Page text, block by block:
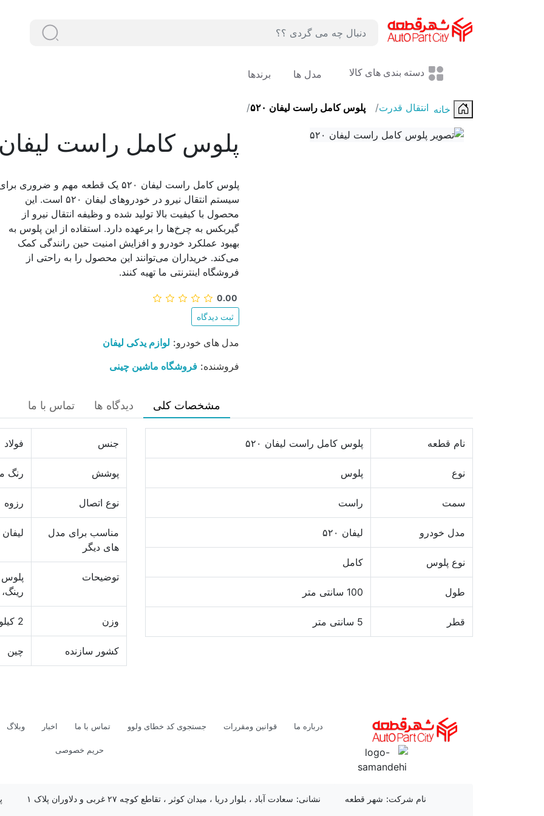
لوگو
دنبال
دسته بندی های کالا مدل ها برندها
خانه انتقال قدرت پلوس کامل راست لیفان ۵۲۰
پلوس کامل راست لیفان ۵۲۰
پلوس کامل راست لیفان ۵۲۰ یک قطعه مهم و ضروری
سیستم انتقال نیرو در خودروهای لیفان ۵۲۰ است. این
محصول با کیفیت بالا تولید شده و وظیفه انتقال نیرو از
گیربکس به چرخ‌ها را برعهده دارد. استفاده از این پلوس به
بهبود عملکرد خودرو و افزایش امنیت حین رانندگی کمک
می‌کند. خریداران می‌توانند این محصول را به راحتی از
فروشگاه اینترنتی ما تهیه کنند.
0.00
ثبت دیدگاه
مدل های خودرو: لوازم یدکی لیفان
فروشنده: فروشگاه ماشین چینی
مشخصات کلی دیدگاه ها تماس با ما
نام قطعه پلوس کامل راست لیفان ۵۲۰
نوع پلوس
سمت راست
مدل خودرو لیفان ۵۲۰
نوع پلوس کامل
طول 100 سانتی متر
قطر 5 سانتی متر
جنس فولاد
پوشش رنگ
نوع اتصال رزوه
مناسب برای مدل
های دیگر
لیفان X60
توضیحات
وزن 2 کیلوگرم
کشور سازنده چین
لوگو درباره ما قوانین ومقررات جستجوی کد خطای ولوو تماس با ما اخبار وبلاگ
حریم خصوصی
نام شرکت: شهر قطعه نشانی: سعادت آباد ، بلوار دریا ، میدان کوثر ، تقاطع کوچه ۲۷ غربی و دلاوران پلاک ۱